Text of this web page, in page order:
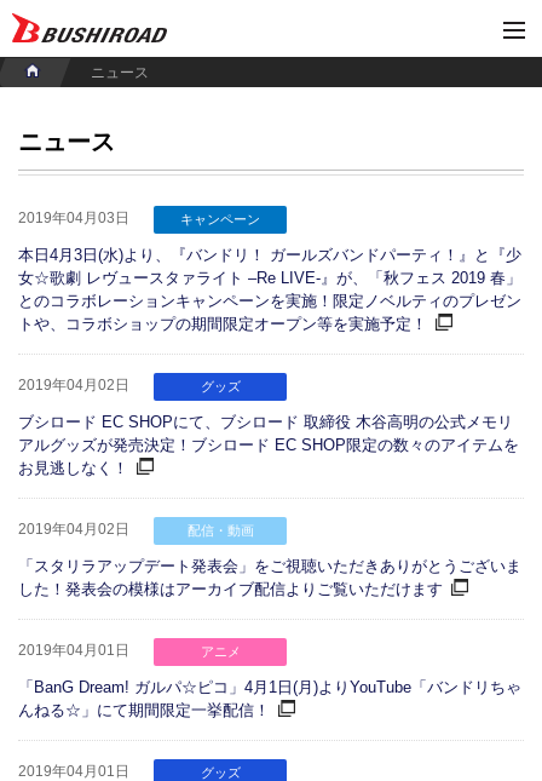
ニュース
ニュース
2019年04月03日 キャンペーン
本日4月3日(水)より、『バンドリ！ ガールズバンドパーティ！』と『少
女☆歌劇 レヴュースタァライト –Re LIVE-』が、「秋フェス 2019 春」
とのコラボレーションキャンペーンを実施！限定ノベルティのプレゼン
トや、コラボショップの期間限定オープン等を実施予定！
2019年04月02日 グッズ
ブシロード EC SHOPにて、ブシロード 取締役 木谷高明の公式メモリ
アルグッズが発売決定！ブシロード EC SHOP限定の数々のアイテムを
お見逃しなく！
2019年04月02日 配信・動画
「スタリラアップデート発表会」をご視聴いただきありがとうございま
した！発表会の模様はアーカイブ配信よりご覧いただけます
2019年04月01日 アニメ
「BanG Dream! ガルパ☆ピコ」4月1日(月)よりYouTube「バンドリちゃ
んねる☆」にて期間限定一挙配信！
2019年04月01日 グッズ